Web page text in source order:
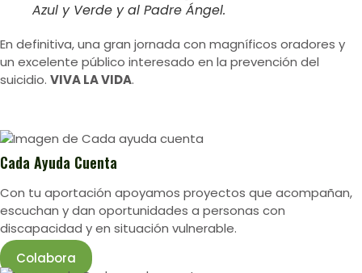
Azul y Verde y al Padre Ángel.
En definitiva, una gran jornada con magníficos oradores y
un excelente público interesado en la prevención del
suicidio. VIVA LA VIDA.
Cada Ayuda Cuenta
Con tu aportación apoyamos proyectos que acompañan,
escuchan y dan oportunidades a personas con
discapacidad y en situación vulnerable.
Colabora